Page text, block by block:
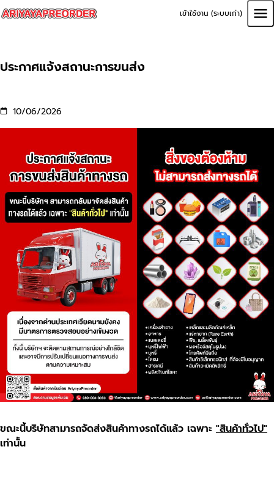
เข้าใช้งาน (ระบบเก่า)
ประกาศแจ้งสถานะการขนส่ง
10/06/2026
ขณะนี้บริษัทสามารถจัดส่งสินค้าทางรถได้แล้ว เฉพาะ "สินค้าทั่วไป"
เท่านั้น